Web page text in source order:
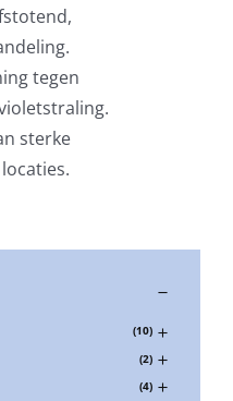
tegen
sterke
(10)
(2)
(4)